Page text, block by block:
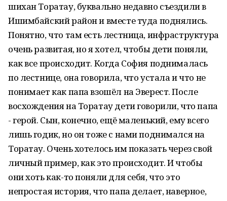
шихан Торатау, буквально недавно съездили в
Ишимбайский район и вместе туда поднялись.
Понятно, что там есть лестница, инфраструктура
очень развитая, но я хотел, чтобы дети поняли,
как все происходит. Когда София поднималась
по лестнице, она говорила, что устала и что не
понимает как папа взошёл на Эверест. После
восхождения на Торатау дети говорили, что папа
- герой. Сын, конечно, ещё маленький, ему всего
лишь годик, но он тоже с нами поднимался на
Торатау. Очень хотелось им показать через свой
личный пример, как это происходит. И чтобы
они хоть как-то поняли для себя, что это
непростая история, что папа делает, наверное,